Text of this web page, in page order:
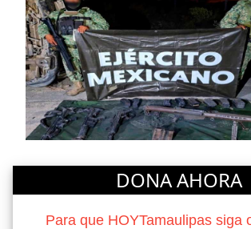
DONA AHORA
Para que HOYTamaulipas siga